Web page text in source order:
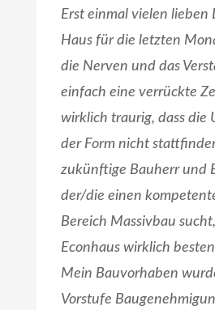
Erst einmal vielen lieben
Haus für die letzten
die Nerven und das
einfach eine verrückte
wirklich traurig, dass die
der Form nicht
zukünftige Bauherr und
der/die einen
Bereich Massivbau
Econhaus wirklich
Mein Bauvorhaben
Vorstufe